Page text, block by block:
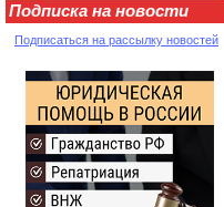
Подписка на новости
Подписаться на рассылку новостей